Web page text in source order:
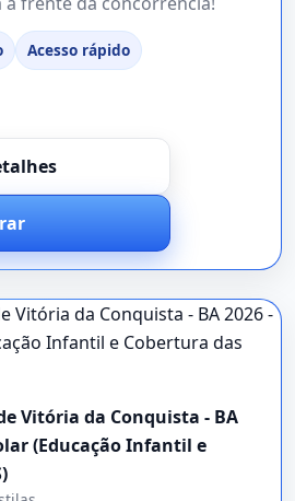
Acesso rápido
Vitória da Conquista - BA
(Educação Infantil e